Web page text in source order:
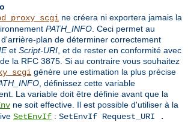
ne créera ni exportera jamais la
PATH_INFO . Ceci permet au
plan de déterminer correctement
et Script-URI , et de rester en conformité avec
la RFC 3875. Si au contraire vous souhaitez
génère une estimation la plus précise
, définissez cette variable
La variable doit être définie avant que la
ne soit effective. Il est possible d'utiliser à la
SetEnvIf : SetEnvIf Request_URI .